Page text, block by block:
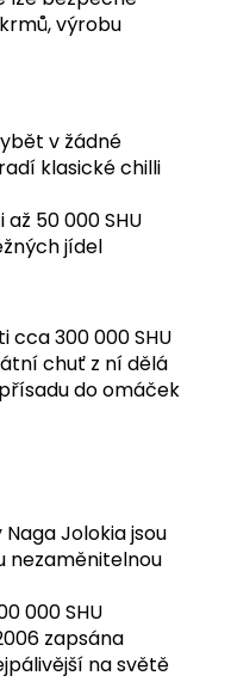
výrobu
v žádné
klasické chilli
50 000 SHU
jídel
cca 300 000 SHU
chuť z ní dělá
do omáček
Jolokia jsou
nezaměnitelnou
000 SHU
zapsána
na světě